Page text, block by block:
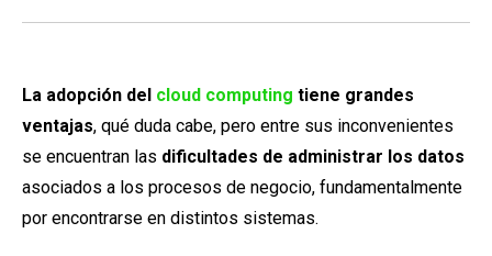
La adopción del cloud computing tiene grandes
ventajas, qué duda cabe, pero entre sus inconvenientes
se encuentran las dificultades de administrar los datos
asociados a los procesos de negocio, fundamentalmente
por encontrarse en distintos sistemas.